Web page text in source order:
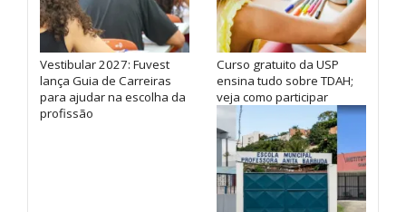
Vestibular 2027: Fuvest
lança Guia de Carreiras
para ajudar na escolha da
profissão
Curso gratuito da USP
ensina tudo sobre TDAH;
veja como participar